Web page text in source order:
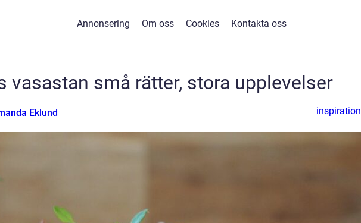
Annonsering Om oss Cookies Kontakta oss
vasastan små rätter, stora upplevelser
Eklund inspiration